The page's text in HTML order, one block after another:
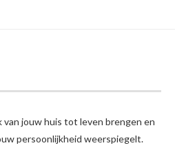
van jouw huis tot leven brengen en
persoonlijkheid weerspiegelt.